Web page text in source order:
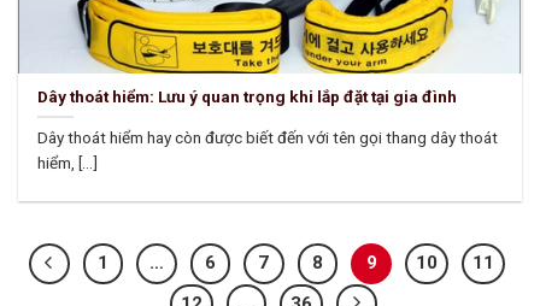
Dây thoát hiểm: Lưu ý quan trọng khi lắp đặt tại gia đình
Dây thoát hiểm hay còn được biết đến với tên gọi thang dây thoát
hiểm, [...]
1 … 6 7 8 9 10
11